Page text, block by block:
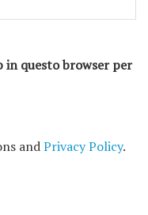
in questo browser per
andPrivacy Policy.